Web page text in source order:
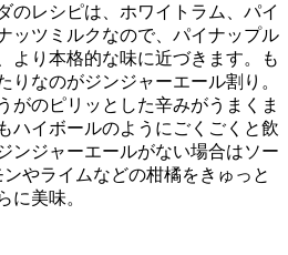
のレシピは、ホワイトラム、パイ
ッツミルクなので、パイナップル
より本格的な味に近づきます。も
りなのがジンジャーエール割り。
がのピリッとした辛みがうまくま
ハイボールのようにごくごくと飲
ンジャーエールがない場合はソー
やライムなどの柑橘をきゅっと
に美味。